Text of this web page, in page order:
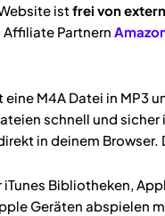
istfrei von
Affiliate Partnern
eine M4A Datei in MP3
schnell und
in deinem Browser.
iTunes Bibliotheken,
Geräten abspielen